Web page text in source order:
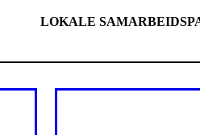
LOKALE